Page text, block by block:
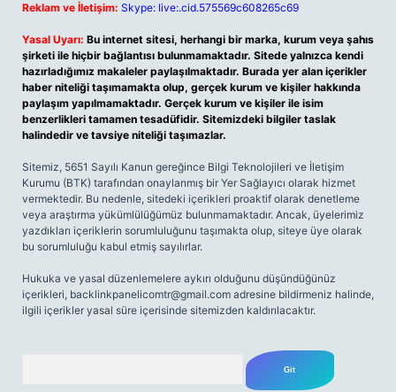
Reklam ve İletişim: Skype: live:.cid.575569c608265c69
Yasal Uyarı: Bu internet sitesi, herhangi bir marka, kurum veya şahıs
şirketi ile hiçbir bağlantısı bulunmamaktadır. Sitede yalnızca kendi
hazırladığımız makaleler paylaşılmaktadır. Burada yer alan içerikler
haber niteliği taşımamakta olup, gerçek kurum ve kişiler hakkında
paylaşım yapılmamaktadır. Gerçek kurum ve kişiler ile isim
benzerlikleri tamamen tesadüfidir. Sitemizdeki bilgiler taslak
halindedir ve tavsiye niteliği taşımazlar.
Sitemiz, 5651 Sayılı Kanun gereğince Bilgi Teknolojileri ve İletişim
Kurumu (BTK) tarafından onaylanmış bir Yer Sağlayıcı olarak hizmet
vermektedir. Bu nedenle, sitedeki içerikleri proaktif olarak denetleme
veya araştırma yükümlülüğümüz bulunmamaktadır. Ancak, üyelerimiz
yazdıkları içeriklerin sorumluluğunu taşımakta olup, siteye üye olarak
bu sorumluluğu kabul etmiş sayılırlar.
Hukuka ve yasal düzenlemelere aykırı olduğunu düşündüğünüz
içerikleri, backlinkpanelicomtr@gmail.com adresine bildirmeniz halinde,
ilgili içerikler yasal süre içerisinde sitemizden kaldırılacaktır.